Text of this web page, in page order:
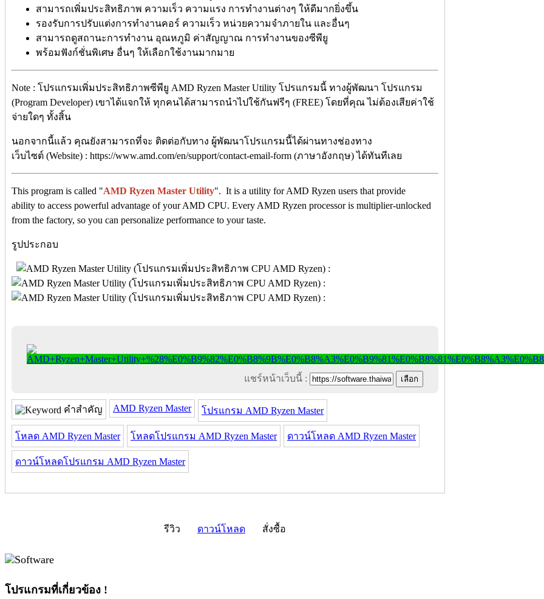
สามารถเพิ่มประสิทธิภาพ ความเร็ว ความแรง การทำงานต่างๆ ให้ดีมากยิ่งขึ้น
รองรับการปรับแต่งการทำงานคอร์ ความเร็ว หน่วยความจำภายใน และอื่นๆ
สามารถดูสถานะการทำงาน อุณหภูมิ ค่าสัญญาณ การทำงานของซีพียู
พร้อมฟังก์ชั่นพิเศษ อื่นๆ ให้เลือกใช้งานมากมาย
Note : โปรแกรมเพิ่มประสิทธิภาพซีพียู AMD Ryzen Master Utility โปรแกรมนี้ ทางผู้พัฒนา โปรแกรม
(Program Developer) เขาได้แจกให้ ทุกคนได้สามารถนำไปใช้กันฟรีๆ (FREE) โดยที่คุณ ไม่ต้องเสียค่าใช้
จ่ายใดๆ ทั้งสิ้น
นอกจากนี้แล้ว คุณยังสามารถที่จะ ติดต่อกับทาง ผู้พัฒนาโปรแกรมนี้ได้ผ่านทางช่องทาง
เว็บไซต์ (Website) : https://www.amd.com/en/support/contact-email-form (ภาษาอังกฤษ) ได้ทันทีเลย
This program is called "AMD Ryzen Master Utility". It is a utility for AMD Ryzen users that provide
ability to access powerful advantage of your AMD CPU. Every AMD Ryzen processor is multiplier-unlocked
from the factory, so you can personalize performance to your taste.
รูปประกอบ
แชร์หน้าเว็บนี้ :
คำสำคัญ AMD Ryzen Master โปรแกรม AMD Ryzen Master
โหลด AMD Ryzen Master โหลดโปรแกรม AMD Ryzen Master ดาวน์โหลด AMD Ryzen Master
ดาวน์โหลดโปรแกรม AMD Ryzen Master
รีวิว ดาวน์โหลด สั่งซื้อ
โปรแกรมที่เกี่ยวข้อง !